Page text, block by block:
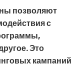
позволяют
с
Это
кампаний